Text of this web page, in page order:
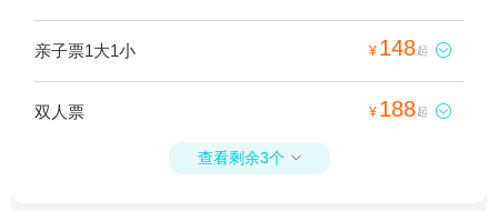
亲子票1大1小 ¥ 148起 
双人票 ¥ 188起 
查看剩余3个 